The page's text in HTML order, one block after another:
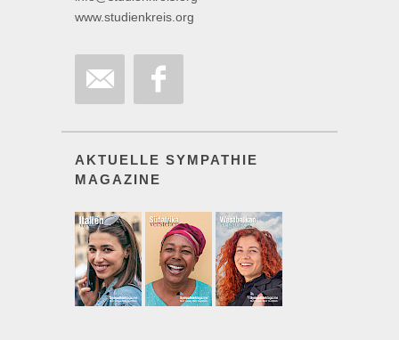
www.studienkreis.org
AKTUELLE SYMPATHIE
MAGAZINE